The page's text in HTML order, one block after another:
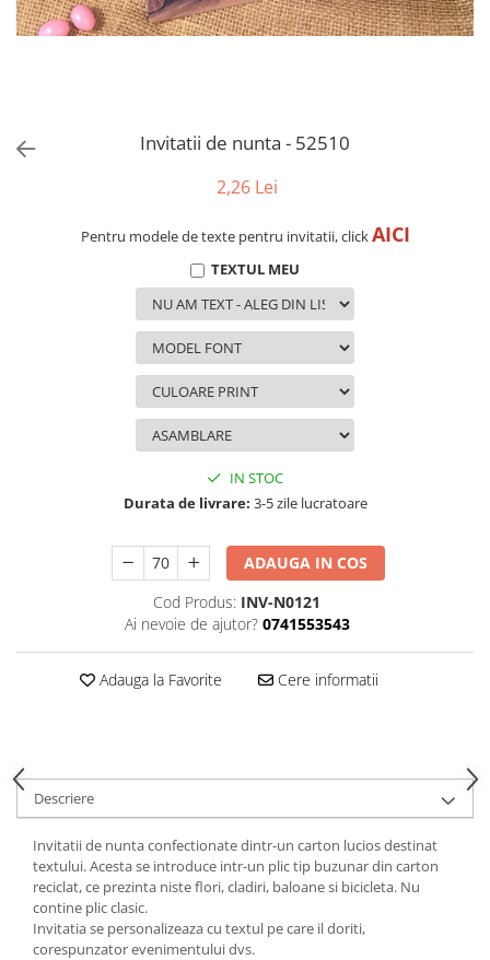
Puzzle personalizat
Tricouri personalizate
Set cadou
evenimente
Invitatii de nunta - 52510
2,26 Lei
Pentru modele de texte pentru invitatii, clickAICI
TEXTUL MEU
IN STOC
Durata de livrare: 3-5 zile lucratoare
ADAUGA IN COS
Cod Produs: INV-N0121
Ai nevoie de ajutor? 0741553543
Adauga la Favorite Cere informatii
Descriere
Invitatii de nunta confectionate dintr-un carton lucios destinat
textului. Acesta se introduce intr-un plic tip buzunar din carton
reciclat, ce prezinta niste flori, cladiri, baloane si bicicleta. Nu
contine plic clasic.
Invitatia se personalizeaza cu textul pe care il doriti,
corespunzator evenimentului dvs.